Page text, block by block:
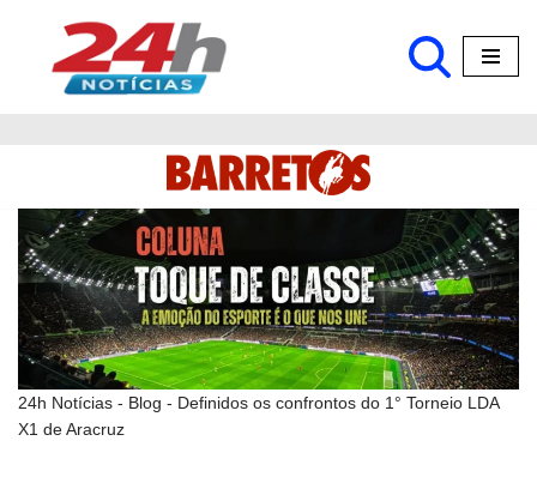
Pular
24h Notícias - Blog - Definidos os confrontos do 1° Torneio LDA
X1 de Aracruz